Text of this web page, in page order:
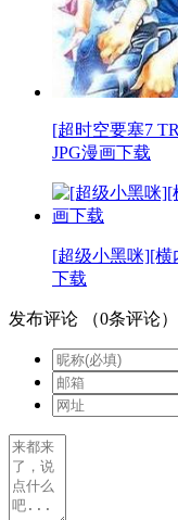
[超时空要塞7
JPG漫画下载
[超级小黑咪][横
下载
发布评论 （0条评论）